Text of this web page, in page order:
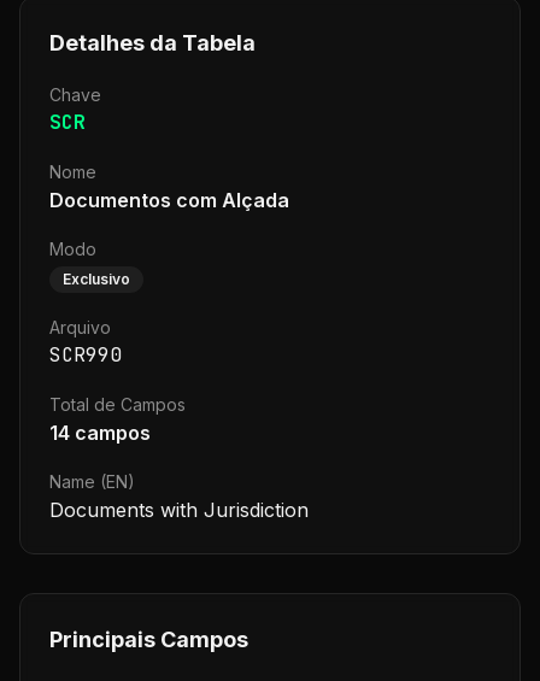
Detalhes da Tabela
Chave
SCR
Nome
Documentos com Alçada
Modo
Exclusivo
Arquivo
SCR990
Total de Campos
14 campos
Name (EN)
Documents with Jurisdiction
Principais Campos